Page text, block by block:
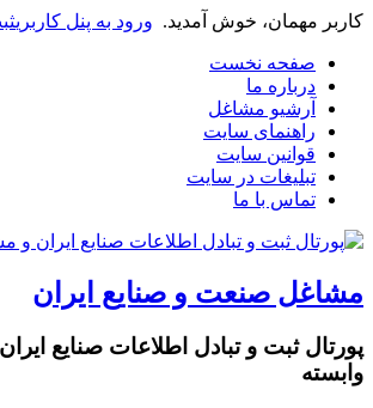
کاربر مهمان، خوش آمدید. ورود به پنل کاربری
صفحه نخست
درباره ما
آرشیو مشاغل
راهنمای سایت
قوانین سایت
تبلیغات در سایت
تماس با ما
مشاغل صنعت و صنایع ایران
پورتال ثبت و تبادل اطلاعات صنایع
وابسته